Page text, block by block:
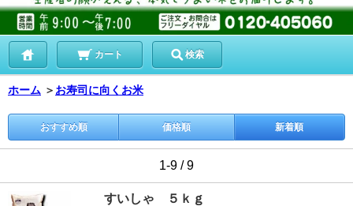
カート 検索
ホーム ＞ お寿司に向くお米
おすすめ順 価格順 新着順
1-9 / 9
すいしゃ ５ｋｇ